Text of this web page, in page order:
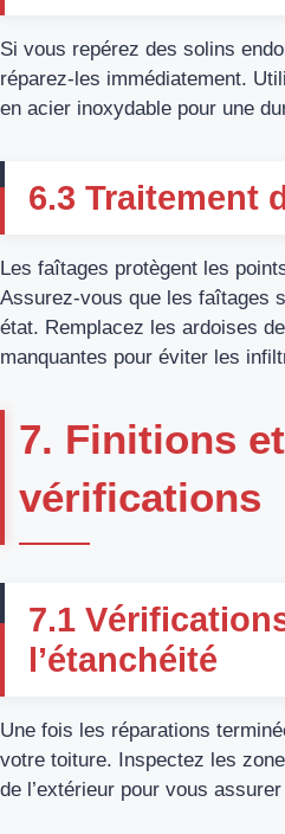
Si vous repérez des solins
réparez-les immédiatement.
en acier inoxydable pour une
6.3 Traitement
Les faîtages protègent les
Assurez-vous que les faîtages
état. Remplacez les ardoises
manquantes pour éviter les
7. Finitions et
vérifications
7.1
l’étanchéité
Une fois les réparations
votre toiture. Inspectez les
de l’extérieur pour vous